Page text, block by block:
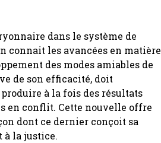
dans le système de
connait les avancées en matière
des modes amiables de
de son efficacité, doit
à la fois des résultats
en conflit. Cette nouvelle offre
dont ce dernier conçoit sa
à la justice.